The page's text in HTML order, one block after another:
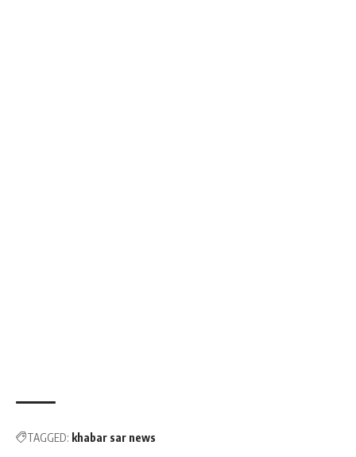
TAGGED: khabar sar news